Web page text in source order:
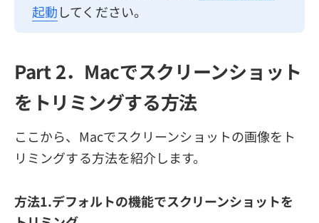
起動してください。
Part 2．Macでスクリーンショット
をトリミングする方法
ここから、Macでスクリーンショットの画像をト
リミングする方法を紹介します。
方法1.デフォルトの機能でスクリーンショットを